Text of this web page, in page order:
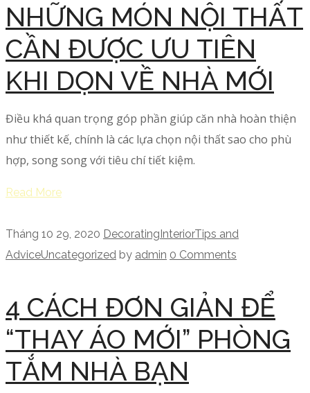
NHỮNG MÓN NỘI THẤT
CẦN ĐƯỢC ƯU TIÊN
KHI DỌN VỀ NHÀ MỚI
Điều khá quan trọng góp phần giúp căn nhà hoàn thiện
như thiết kế, chính là các lựa chọn nội thất sao cho phù
hợp, song song với tiêu chí tiết kiệm.
Read More
Tháng 10 29, 2020 DecoratingInteriorTips and
AdviceUncategorized by admin 0 Comments
4 CÁCH ĐƠN GIẢN ĐỂ
“THAY ÁO MỚI” PHÒNG
TẮM NHÀ BẠN